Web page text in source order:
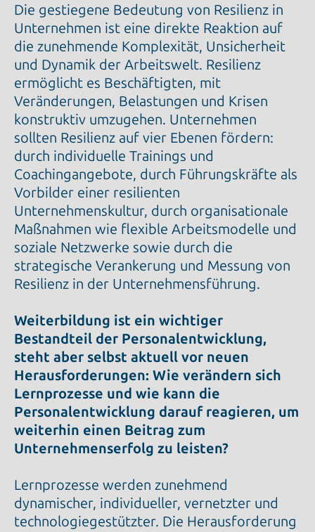
Die gestiegene Bedeutung von Resilienz in
Unternehmen ist eine direkte Reaktion auf
die zunehmende Komplexität, Unsicherheit
und Dynamik der Arbeitswelt. Resilienz
ermöglicht es Beschäftigten, mit
Veränderungen, Belastungen und Krisen
konstruktiv umzugehen. Unternehmen
sollten Resilienz auf vier Ebenen fördern:
durch individuelle Trainings und
Coachingangebote, durch Führungskräfte als
Vorbilder einer resilienten
Unternehmenskultur, durch organisationale
Maßnahmen wie flexible Arbeitsmodelle und
soziale Netzwerke sowie durch die
strategische Verankerung und Messung von
Resilienz in der Unternehmensführung.
Weiterbildung ist ein wichtiger
Bestandteil der Personalentwicklung,
steht aber selbst aktuell vor neuen
Herausforderungen: Wie verändern sich
Lernprozesse und wie kann die
Personalentwicklung darauf reagieren, um
weiterhin einen Beitrag zum
Unternehmenserfolg zu leisten?
Lernprozesse werden zunehmend
dynamischer, individueller, vernetzter und
technologiegestützter. Die Herausforderung